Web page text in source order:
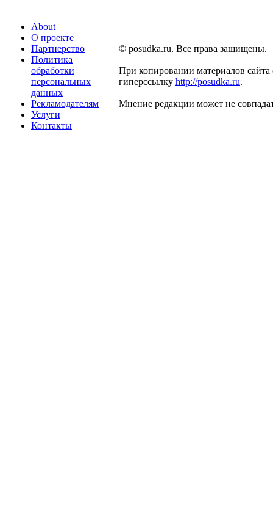
About
О проекте
Партнерство
Политика
обработки
персональных
данных
Рекламодателям
Услуги
Контакты
© posudka.ru. Все права защищены.
При копировании материалов сайта
гиперссылку http://posudka.ru.
Мнение редакции может не